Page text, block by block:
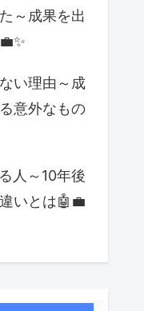
～成果を出
い理由～成
意外なもの
人～10年後
いとは🤖💼